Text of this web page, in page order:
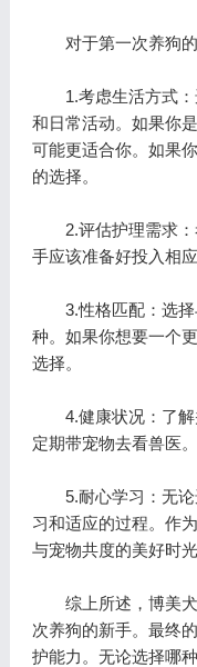
对于第一次养狗的
1.考虑生活方式：
和日常活动。如果你
可能更适合你。如果
的选择。
2.评估护理需求：
手应该准备好投入相
3.性格匹配：选择
种。如果你想要一个
选择。
4.健康状况：了解
定期带宠物去看兽医。
5.耐心学习：无论
习和适应的过程。作
与宠物共度的美好时光
综上所述，博美犬
次养狗的新手。最终
护能力。无论选择哪